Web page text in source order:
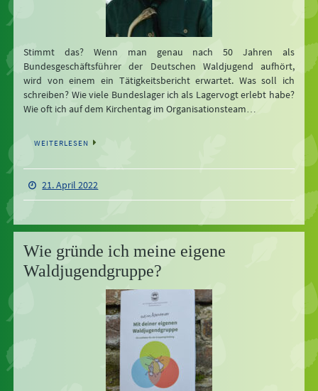
Stimmt das? Wenn man genau nach 50 Jahren als
Bundesgeschäftsführer der Deutschen Waldjugend aufhört,
wird von einem ein Tätigkeitsbericht erwartet. Was soll ich
schreiben? Wie viele Bundeslager ich als Lagervogt erlebt habe?
Wie oft ich auf dem Kirchentag im Organisationsteam…
WEITERLESEN
21. April 2022
Wie gründe ich meine eigene
Waldjugendgruppe?